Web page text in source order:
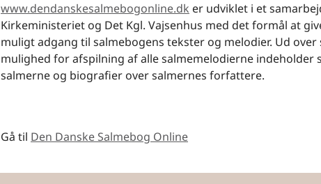
www.dendanskesalmebogonline.dk er udviklet i et
Kirkeministeriet og Det Kgl. Vajsenhus med det formål at
muligt adgang til salmebogens tekster og melodier. Ud
mulighed for afspilning af alle salmemelodierne indeholder
salmerne og biografier over salmernes forfattere.
Gå til Den Danske Salmebog Online